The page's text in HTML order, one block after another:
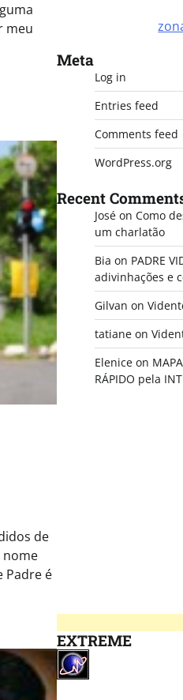
meu
de
nome
Padre é
Meta
Log in
Entries feed
Comments feed
WordPress.org
Recent
Joséon Como
um charlatão
Bia on PADRE
adivinhações e
Gilvan on
tatianeon
Eleniceon
RÁPIDO pela
EXTREME